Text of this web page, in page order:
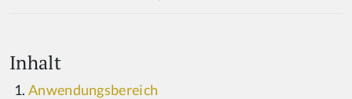
Inhalt
Anwendungsbereich